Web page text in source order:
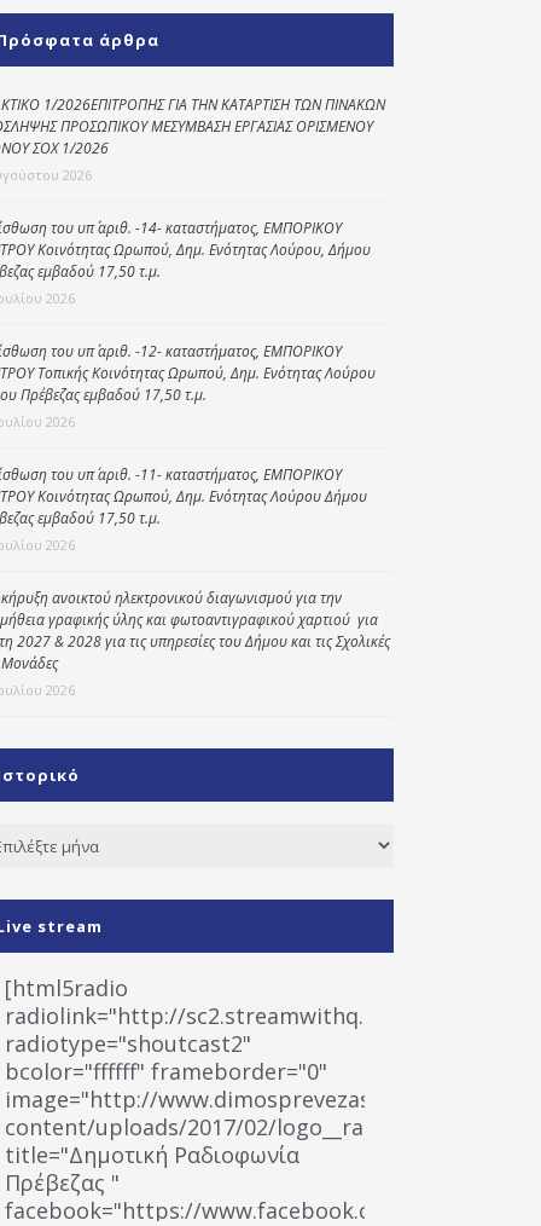
Κοινωνικό
παντοπωλείο
Kοινωνικό
φαρμακείο
Πρόγραμμα
Κέντρο Ημερήσιας
Φροντίδας
Ηλικιωμένων
(Κ.Η.Φ.Η.) Πρέβεζας
άρθρα
1/2026ΕΠΙΤΡΟΠΗΣ ΓΙΑ ΤΗΝ ΚΑΤΑΡΤΙΣΗ ΤΩΝ ΠΙΝΑΚΩΝ
ΠΡΟΣΩΠΙΚΟΥ ΜΕΣΥΜΒΑΣΗ ΕΡΓΑΣΙΑΣ ΟΡΙΣΜΕΝΟΥ
ΣΟΧ 1/2026
2026
του υπ΄ αριθ. -14- καταστήματος, ΕΜΠΟΡΙΚΟΥ
Κοινότητας Ωρωπού, Δημ. Ενότητας Λούρου, Δήμου
εμβαδού 17,50 τ.μ.
2026
του υπ΄ αριθ. -12- καταστήματος, ΕΜΠΟΡΙΚΟΥ
Τοπικής Κοινότητας Ωρωπού, Δημ. Ενότητας Λούρου
Πρέβεζας εμβαδού 17,50 τ.μ.
2026
του υπ΄ αριθ. -11- καταστήματος, ΕΜΠΟΡΙΚΟΥ
Κοινότητας Ωρωπού, Δημ. Ενότητας Λούρου Δήμου
εμβαδού 17,50 τ.μ.
2026
ανοικτού ηλεκτρονικού διαγωνισμού για την
γραφικής ύλης και φωτοαντιγραφικού χαρτιού για
2027 & 2028 για τις υπηρεσίες του Δήμου και τις Σχολικές
2026
stream
[html5radio
radiolink="http://sc2.streamwithq.com:8028/
radiotype="shoutcast2"
bcolor="ffffff" frameborder="0"
image="http://www.dimosprevezas.gr/wp-
content/uploads/2017/02/logo__radiofonias.jpg"
title="Δημοτική Ραδιοφωνία
Πρέβεζας "
facebook="https://www.facebook.com/